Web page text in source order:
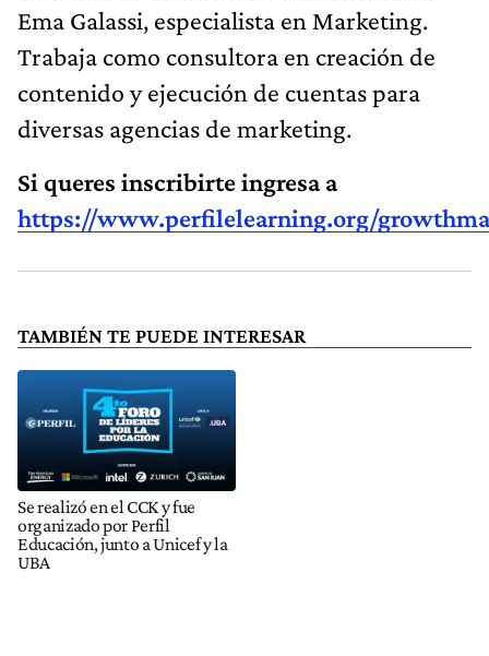
Ema Galassi, especialista en Marketing.
Trabaja como consultora en creación de
contenido y ejecución de cuentas para
diversas agencias de marketing.
Si queres inscribirte ingresa a
https://www.perfilelearning.org/
TAMBIÉN TE PUEDE INTERESAR
Se realizó en el CCK y fue
organizado por Perfil
Educación, junto a Unicef y la
UBA